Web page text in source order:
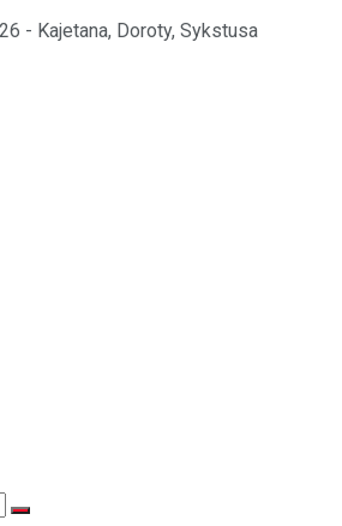
- Kajetana, Doroty, Sykstusa